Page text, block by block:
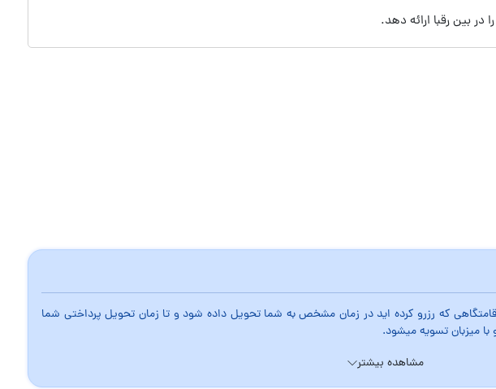
بین رقبا ارائه دهد.
که رزرو کرده اید در زمان مشخص به شما تحویل داده شود و تا زمان تحویل پرداختی شما
میزبان تسویه میشود.
مشاهده بیشتر